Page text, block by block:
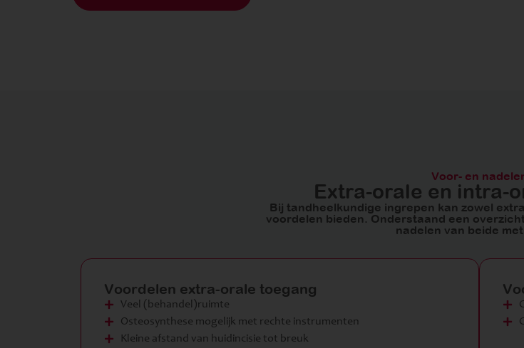
Voor- en
Extra-orale en intra-
Bij tandheelkundige ingrepen kan zowel
voordelen bieden. Onderstaand een
nadelen van beide
Voordelen extra-orale toegang
Veel (behandel)ruimte
Osteosynthese mogelijk met rechte instrumenten
Kleine afstand van huidincisie tot breuk